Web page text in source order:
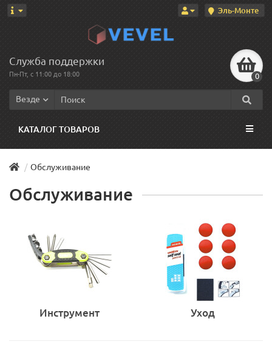
Эль-Монте
Служба поддержки
Пн-Пт, с 11:00 до 18:00 0
Везде
КАТАЛОГ ТОВАРОВ
Обслуживание
Обслуживание
Инструмент Уход